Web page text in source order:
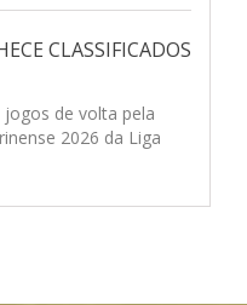
CLASSIFICADOS
de volta pela
2026 da Liga